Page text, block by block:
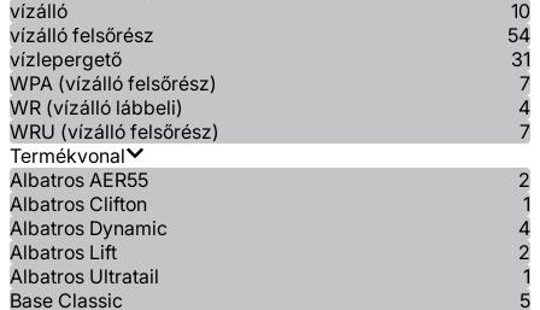
vízálló
10
vízálló felsőrész
54
vízlepergető
31
WPA (vízálló felsőrész)
7
WR (vízálló lábbeli)
4
WRU (vízálló felsőrész)
7
Termékvonal
Albatros AER55
2
Albatros Clifton
1
Albatros Dynamic
4
Albatros Lift
2
Albatros Ultratail
1
Base Classic
5